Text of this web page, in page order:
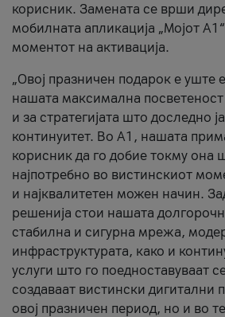
корисник. Замената се врши
мобилната апликација „Мојот
моментот на активација.
„Овој празничен подарок е уште
нашата максимална
и за стратегијата што доследно
континуитет. Во А1, нашата
корисник да го добие токму она
најпотребно во вистинскиот
и најквалитетен можен начин.
решенија стои нашата
стабилна и сигурна мрежа,
инфраструктурата, како и
услуги што го поедноставуваат
создаваат вистински дигитални
овој празничен период, но и во